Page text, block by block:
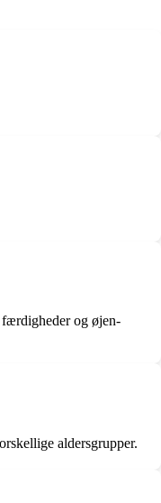
og øjen-
aldersgrupper.